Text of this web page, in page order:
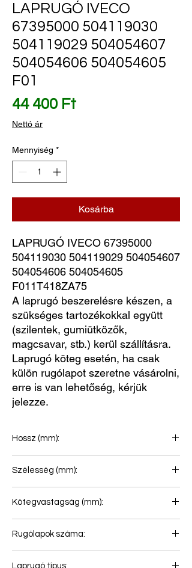
LAPRUGÓ IVECO
67395000 504119030
504119029 504054607
504054606 504054605
F01
44 400 FtÁr
Nettó ár
Mennyiség *
Kosárba
LAPRUGÓ IVECO 67395000
504119030 504119029 504054607
504054606 504054605
F011T418ZA75
A laprugó beszerelésre készen, a
szükséges tartozékokkal együtt
(szilentek, gumiütközők,
magcsavar, stb.) kerül szállításra.
Laprugó köteg esetén, ha csak
külön rugólapot szeretne vásárolni,
erre is van lehetőség, kérjük
jelezze.
Hossz (mm):
Szélesség (mm):
Kötegvastagság (mm):
Rugólapok száma:
Laprugó típus: